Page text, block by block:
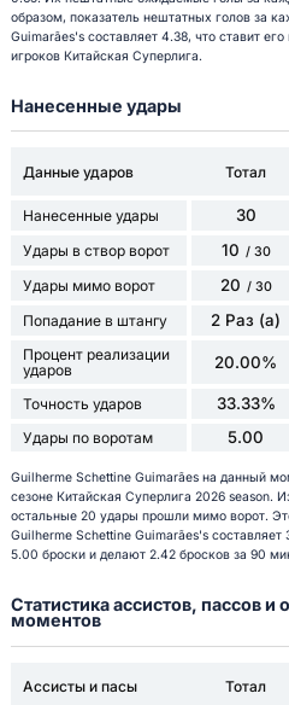
образом, показатель нештатных голов за
Guimarães's составляет 4.38, что ставит
игроков Китайская Суперлига.
Нанесенные удары
Данные ударов Тотал
Нанесенные удары 30
Удары в створ ворот 10 / 30
Удары мимо ворот 20 / 30
Попадание в штангу 2 Раз (а)
Процент реализации
ударов
20.00%
Точность ударов 33.33%
Удары по воротам 5.00
Guilherme Schettine Guimarães на данный
сезоне Китайская Суперлига 2026 season.
остальные 20 удары прошли мимо ворот.
Guilherme Schettine Guimarães's
5.00 броски и делают 2.42 бросков за 90
Статистика ассистов, пассов и
моментов
Ассисты и пасы Тотал